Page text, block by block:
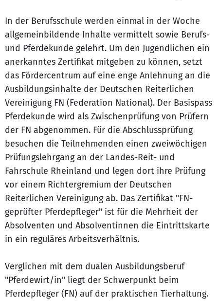
In der Berufsschule werden einmal in der Woche
allgemeinbildende Inhalte vermittelt sowie Berufs-
und Pferdekunde gelehrt. Um den Jugendlichen ein
anerkanntes Zertifikat mitgeben zu können, setzt
das Fördercentrum auf eine enge Anlehnung an die
Ausbildungsinhalte der Deutschen Reiterlichen
Vereinigung FN (Federation National). Der Basispass
Pferdekunde wird als Zwischenprüfung von Prüfern
der FN abgenommen. Für die Abschlussprüfung
besuchen die Teilnehmenden einen zweiwöchigen
Prüfungslehrgang an der Landes-Reit- und
Fahrschule Rheinland und legen dort ihre Prüfung
vor einem Richtergremium der Deutschen
Reiterlichen Vereinigung ab. Das Zertifikat "FN-
geprüfter Pferdepfleger" ist für die Mehrheit der
Absolventen und Absolventinnen die Eintrittskarte
in ein reguläres Arbeitsverhältnis.
Verglichen mit dem dualen Ausbildungsberuf
"Pferdewirt/in" liegt der Schwerpunkt beim
Pferdepfleger (FN) auf der praktischen Tierhaltung.